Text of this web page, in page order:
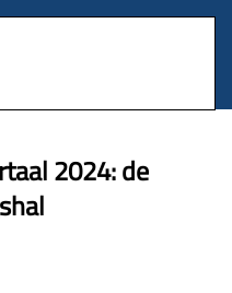
2024: de